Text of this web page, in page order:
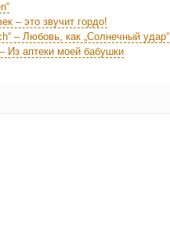
– это звучит гордо!
– Любовь, как „Солнечный удар“
Из аптеки моей бабушки